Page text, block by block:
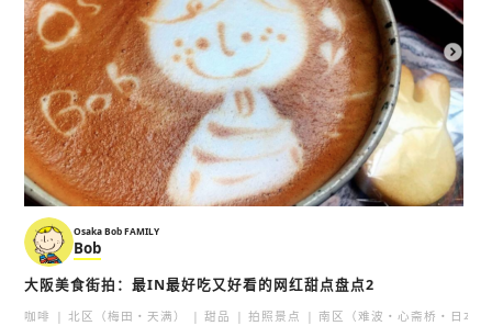
Osaka Bob FAMILY
Bob
大阪美食街拍：最IN最好吃又好看的网红甜点盘点2
咖啡 北区（梅田・天满） 甜品 拍照景点 南区（难波・心斋桥・日本